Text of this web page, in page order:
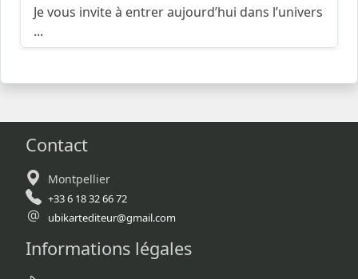
Je vous invite à entrer aujourd’hui dans l’univers
...
Contact
Montpellier
+33 6 18 32 66 72
ubikartediteur@gmail.com
Informations légales